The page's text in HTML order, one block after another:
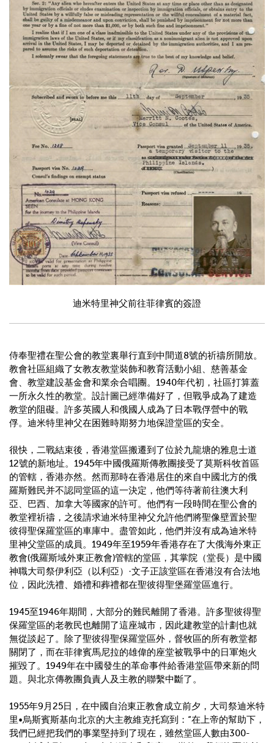
迪米特里神父前往菲律賓的簽證
侍奉聖禮在聖公會的教堂裏舉行直到中間道8號的祈禱所開放。
教會社區組織了女教友教堂裝飾和教育活動小組、慈善基金
會、教堂建設基金會和業余合唱團。 1940年代初，社區打算蓋
一所永久性的教堂。設計圖已經準備好了，但戰爭成為了建造
教堂的阻礙。許多英國人和俄國人成為了日本戰俘營中的戰
俘。迪米特里神父在困難時期努力地保證堂區的安全。
很快，二戰結束後，香港堂區搬遷到了位於九龍塘的雅息士道
12號的新地址。 1945年中國俄羅斯傳教團接受了莫斯科牧首區
的管轄，香港亦然。然而那時在香港居住的來自中國北方的俄
羅斯難民并不認同堂區的這一決定，他們等待著前往澳大利
亞、巴西、加拿大等國家的許可。他們有一段時間在聖公會的
教堂裡祈禱，之後請求迪米特里神父允許他們將聖像壁置於聖
彼得聖保羅堂區的車庫中。盡管如此，他們并沒有成為迪米特
里神父堂區的成員。 1949年至1959年香港存在了大俄海外東正
教會(俄羅斯域外東正教會)管轄的堂區，其掌院（堂長）是中國
神職大司祭伊利亞（以利亞） ·文子正該堂區在香港沒有合法地
位，因此洗禮、婚禮和葬禮都在聖彼得聖堡羅堂區進行。
1945至1946年期間，大部分的難民離開了香港。許多聖彼得聖
保羅堂區的老教民也離開了這座城市，因此建教堂的計劃也就
無從談起了。除了聖彼得聖保羅堂區外，督牧區的所有教堂都
關閉了，而在菲律賓馬尼拉的雄偉的座堂被戰爭中的日軍炮火
摧毀了。 1949年在中國發生的革命事件給香港堂區帶來新的問
題。與北京傳教團負責人及主教的聯繫中斷了。
1955年9月 25日，在中國自治東正教會成立前夕，大司祭迪米特
里•烏斯賓斯基向北京的大主教維克托寫到： “在上帝的幫助下，
我們已經把我們的事業堅持到了現在，雖然堂區人數由300-